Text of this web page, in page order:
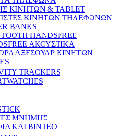
ΚΙΝΗΤΩΝ & TABLET
ΚΙΝΗΤΩΝ ΤΗΛΕΦΩΝΩΝ
BANKS
HANDSFREE
ΑΚΟΥΣΤΙΚΑ
ΑΞΕΣΟΥΑΡ ΚΙΝΗΤΩΝ
TRACKERS
ΜΝΗΜΗΣ
ΚΑΙ ΒΙΝΤΕΟ